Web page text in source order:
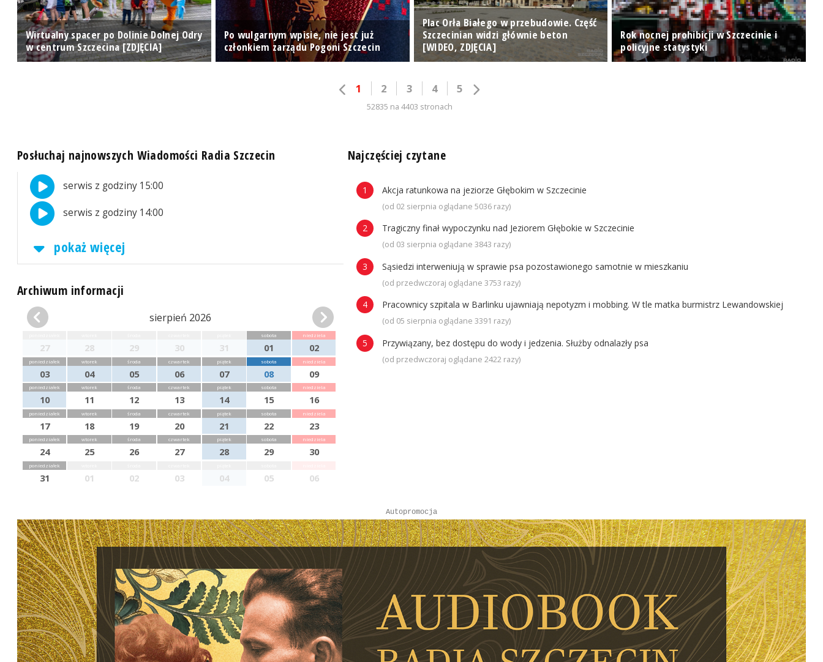
Wirtualny spacer po Dolinie Dolnej Odry
w centrum Szczecina [ZDJĘCIA]
Po wulgarnym wpisie, nie jest już
członkiem zarządu Pogoni Szczecin
Plac Orła Białego w przebudowie. Część
Szczecinian widzi głównie beton
[WIDEO, ZDJĘCIA]
Rok nocnej prohibicji w Szczecinie i
policyjne statystyki
1 2 3 4 5
52835 na 4403 stronach
Posłuchaj najnowszych Wiadomości Radia Szczecin
serwis z godziny 15:00
serwis z godziny 14:00
pokaż więcej
Archiwum informacji
sierpień 2026
27 28 29 30 31
sobota
01
niedziela
02
poniedziałek
03
wtorek
04
środa
05
czwartek
06
piątek
07
sobota
08
niedziela
09
poniedziałek
10
wtorek
11
środa
12
czwartek
13
piątek
14
sobota
15
niedziela
16
poniedziałek
17
wtorek
18
środa
19
czwartek
20
piątek
21
sobota
22
niedziela
23
poniedziałek
24
wtorek
25
środa
26
czwartek
27
piątek
28
sobota
29
niedziela
30
poniedziałek
31 01 02 03 04 05 06
Najczęściej czytane
Akcja ratunkowa na jeziorze Głębokim w Szczecinie
(od 02 sierpnia oglądane 5036 razy)
Tragiczny finał wypoczynku nad Jeziorem Głębokie w Szczecinie
(od 03 sierpnia oglądane 3843 razy)
Sąsiedzi interweniują w sprawie psa pozostawionego samotnie w mieszkaniu
(od przedwczoraj oglądane 3753 razy)
Pracownicy szpitala w Barlinku ujawniają nepotyzm i mobbing. W tle matka burmistrz Lewandowskiej
(od 05 sierpnia oglądane 3391 razy)
Przywiązany, bez dostępu do wody i jedzenia. Służby odnalazły psa
(od przedwczoraj oglądane 2422 razy)
Autopromocja